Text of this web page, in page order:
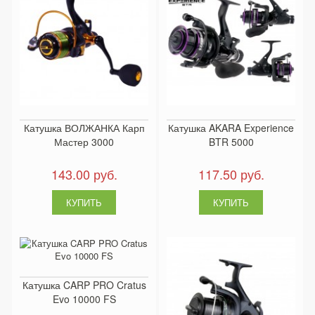
Катушка ВОЛЖАНКА Карп
Мастер 3000
143.00 руб.
Катушка AKARA Experience
BTR 5000
117.50 руб.
Катушка CARP PRO Cratus
Evo 10000 FS